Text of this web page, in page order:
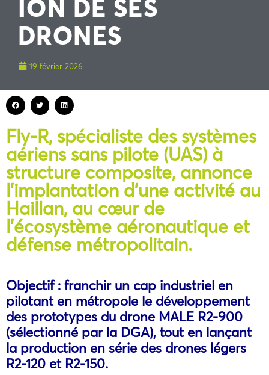
ION DE SES
DRONES
19 février 2026
Fly-R, spécialiste des systèmes
aériens sans pilote (UAS) à
structure composite, annonce
l’implantation d’une activité au
Haillan, au cœur de
l’écosystème aéronautique et
défense métropolitain.
Objectif : franchir un cap industriel en
pilotant en métropole le développement
des prototypes du drone MALE R2-900
(sélectionné par la DGA), tout en lançant
la production en série des drones légers
R2-120 et R2-150.